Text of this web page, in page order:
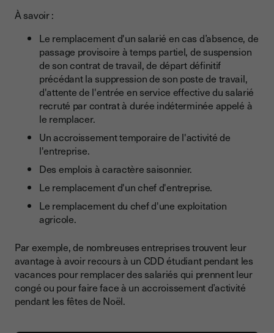
À savoir :
Le remplacement d'un salarié en cas d’absence, de
passage provisoire à temps partiel, de suspension
de son contrat de travail, de départ définitif
précédant la suppression de son poste de travail,
d'attente de l'entrée en service effective du salarié
recruté par contrat à durée indéterminée appelé à
le remplacer.
Un accroissement temporaire de l'activité de
l'entreprise.
Des emplois à caractère saisonnier.
Le remplacement d'un chef d'entreprise.
Le remplacement du chef d'une exploitation
agricole.
Par exemple, de nombreuses entreprises trouvent leur
avantage à avoir recours à un CDD étudiant pendant les
vacances pour remplacer des salariés qui prennent leur
congé ou pour faire face à un accroissement d’activité
pendant les fêtes de Noël.